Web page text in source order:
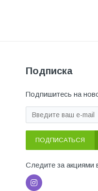
Подписка
Подпишитесь на
ПОДПИСАТЬСЯ
Следите за акциями